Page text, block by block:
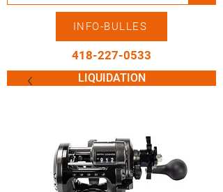
INFO-BULLES
418-227-0533
LIQUIDATION